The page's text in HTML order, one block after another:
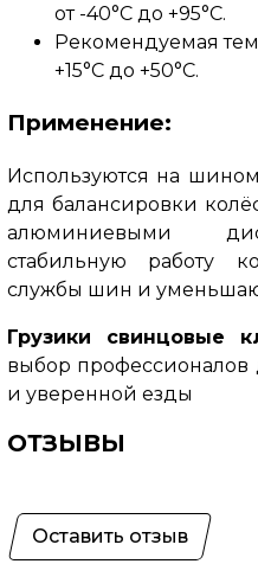
от -40°C до +95°C.
Рекомендуемая
+15°C до +50°C.
Применение:
Используются на
для балансировки
алюминиевыми
стабильную работу
службы шин и
Грузики свинцовые
выбор профессионалов
и уверенной езды
ОТЗЫВЫ
Оставить отзыв